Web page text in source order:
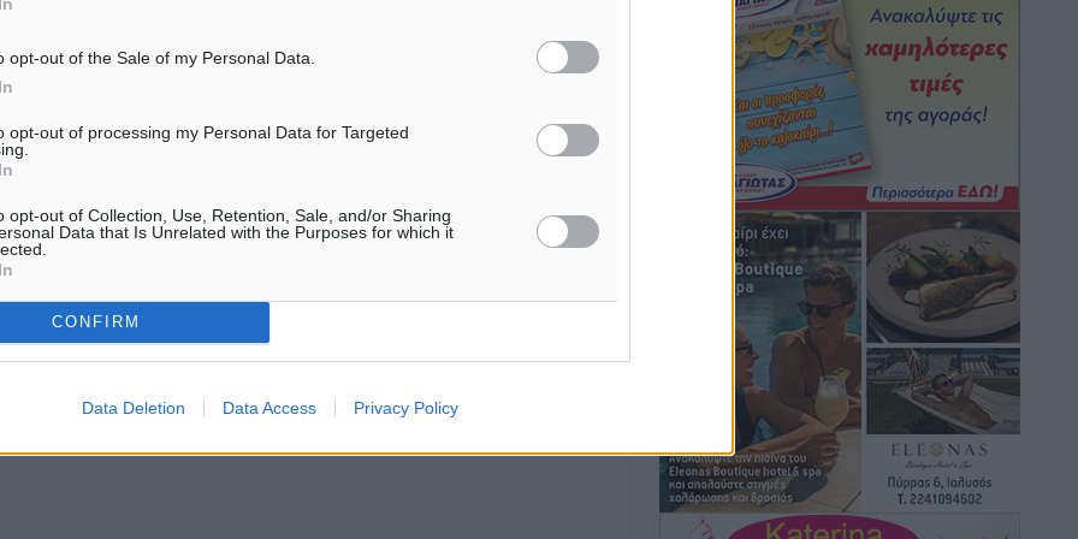
opt-out of the Sale of my Personal Data.
opt-out of processing my Personal Data for Targeted
opt-out of Collection, Use, Retention, Sale, and/or Sharing
Data that Is Unrelated with the Purposes for which it
CONFIRM
Data Deletion Data Access Privacy Policy
αναζήτησης
• πριν 4 ώρες
Γ. Χατζημάρκος: “Δύο μεγάλες
δεσμεύσεις Γεωργιάδη” – Κίνητρα για
τους γιατρούς των νησιών και
συνεργασία Ρόδου με το Αττικόν για το
Ακτινοθεραπευτικό
Τοπικές Ειδήσεις πριν 5 ώρες
Σούπερ μάρκετ: Διευρύνεται η εθνική
πρωτοβουλία για τις τιμές – Eρχονται
νέες συμμετοχές εταιρειών
• πριν 5 ώρες
Συνελήφθησαν έξι άτομα για
ηχορύπανση από καταστήματα στο
Νότιο Αιγαίο